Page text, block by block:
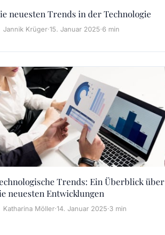
neuesten Trends in der Technologie
Jannik Krüger·15. Januar 2025·6 min
Trends: Ein Überblick über
neuesten Entwicklungen
Katharina Möller·14. Januar 2025·3 min